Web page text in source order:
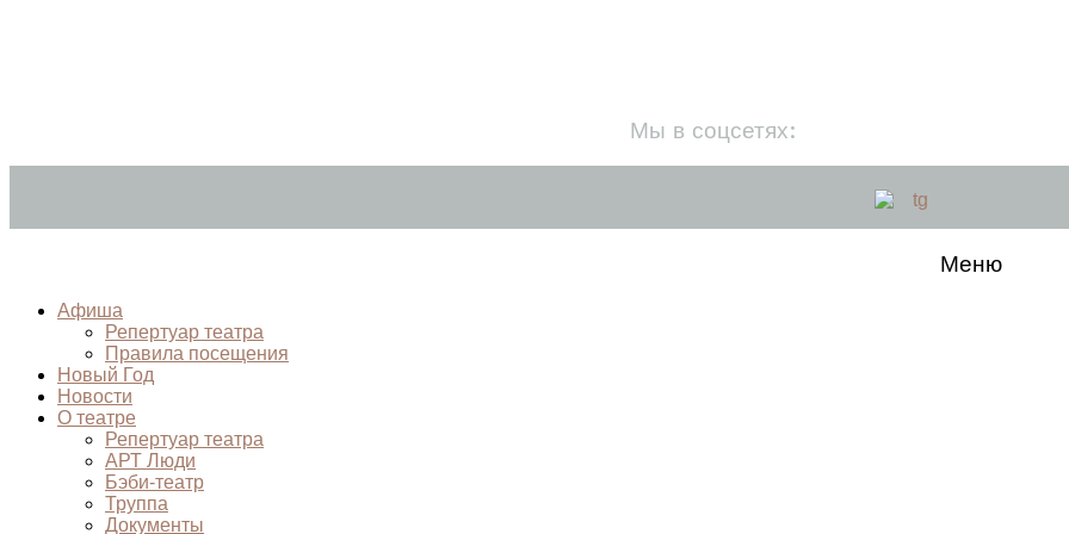
Мы в соцсетях:
Меню
Афиша
Репертуар театра
Правила посещения
Новый Год
Новости
О театре
Репертуар театра
АРТ Люди
Бэби-театр
Труппа
Документы